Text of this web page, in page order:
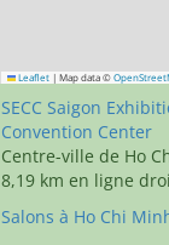
Leaflet | Map data ©
SECC Saigon
Convention Center
Centre-ville de Ho
8,19 km en ligne
Salons à Ho Chi